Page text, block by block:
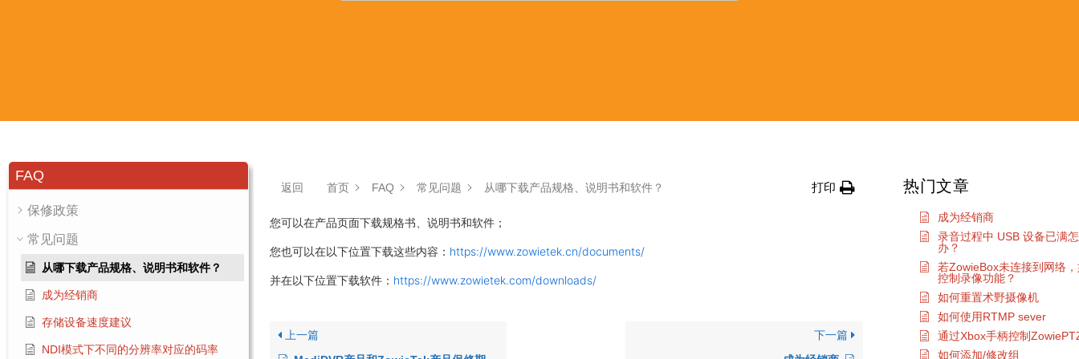
FAQ
保修政策
常见问题
从哪下载产品规格、说明书和软件？
成为经销商
存储设备速度建议
NDI模式下不同的分辨率对应的码率
返回 首页 FAQ 常见问题 从哪下载产品规格、说明书和软件？ 打印
您可以在产品页面下载规格书、说明书和软件；
您也可以在以下位置下载这些内容： https://www.zowietek.cn/documents/
并在以下位置下载软件： https://www.zowietek.com/downloads/
上一篇
下一篇
热门文章
成为经销商
录音过程中 USB 设备已满
办？
若ZowieBox未连接到网络
控制录像功能？
如何重置术野摄像机
如何使用RTMP sever
通过Xbox手柄控制
如何添加/修改组